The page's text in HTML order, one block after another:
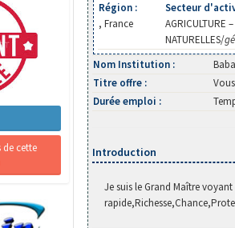
Région :
, France
Secteur
AGRICULTURE
NATURELLES/
Nom Institution :
Titre offre :
Durée emploi :
Introduction
Je suis le Grand Maître